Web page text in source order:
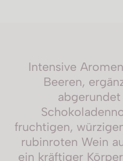
Intensive
Beeren,
fruchtigen,
rubinroten Wein
ein kräftiger